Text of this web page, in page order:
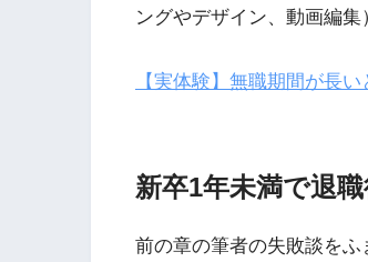
ングやデザイン、動画編集
【実体験】無職期間が長
新卒1年未満で退
前の章の筆者の失敗談をふ